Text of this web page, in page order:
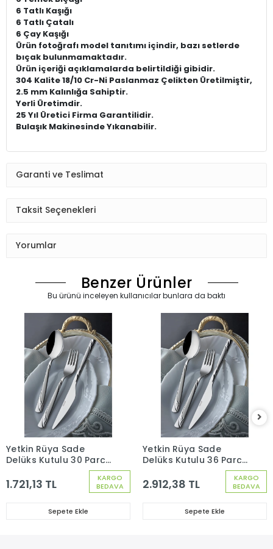
6 Tatlı Kaşığı
6 Tatlı Çatalı
6 Çay Kaşığı
Ürün fotoğrafı model tanıtımı içindir, bazı setlerde
bıçak bulunmamaktadır.
Ürün içeriği açıklamalarda belirtildiği gibidir.
304 Kalite 18/10 Cr-Ni Paslanmaz Çelikten Üretilmiştir,
2.5 mm Kalınlığa Sahiptir.
Yerli Üretimdir.
25 Yıl Üretici Firma Garantilidir.
Bulaşık Makinesinde Yıkanabilir.
Garanti ve Teslimat
Taksit Seçenekleri
Yorumlar
Benzer Ürünler
Bu ürünü inceleyen kullanıcılar bunlara da baktı
KARGO
BEDAVA
Yetkin Rüya Sade
Delüks Kutulu 30 Parça
6 Kişilik Çatal Kaşık
Seti
1.721,13 TL
Sepete Ekle
KARGO
BEDAVA
Yetkin Rüya Sade
Delüks Kutulu 36 Parça
12 Kişilik Çatal Kaşık
Bıçak Seti
2.912,38 TL
Sepete Ekle